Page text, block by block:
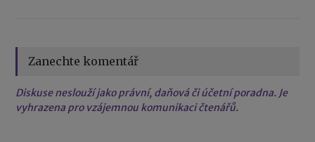
Zanechte komentář
Diskuse neslouží jako právní, daňová či účetní poradna. Je
vyhrazena pro vzájemnou komunikaci čtenářů.